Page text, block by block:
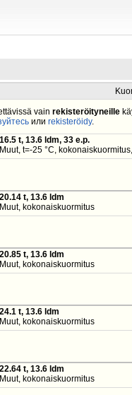
vainrekisteröityneille
или rekisteröidy.
16.5 t, 13.6 ldm, 33 e.p.
Muut, t=-25 °C,
20.14 t, 13.6 ldm
Muut, kokonaiskuormitus
20.85 t, 13.6 ldm
Muut, kokonaiskuormitus
24.1 t, 13.6 ldm
Muut, kokonaiskuormitus
22.64 t, 13.6 ldm
Muut, kokonaiskuormitus